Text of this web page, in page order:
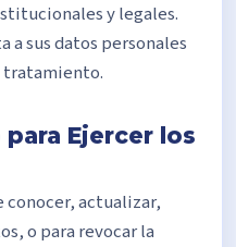
y legales.
a sus datos personales
tratamiento.
Ejercer los
conocer, actualizar,
o para revocar la